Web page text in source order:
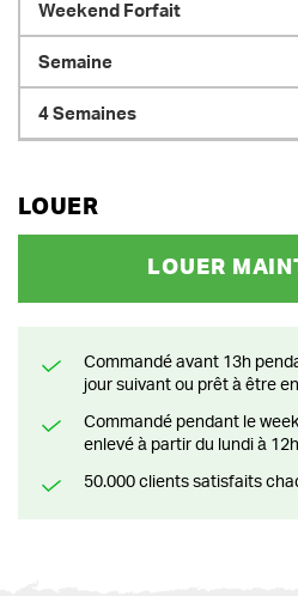
LOUER
LOUER
Commandé avant 13h pendant la semaine? Livré le
jour suivant ou prêt à être
Commandé pendant le weekend? Livré ou prêt à être
enlevé à partir du lundi à
50.000 clients satisfaits